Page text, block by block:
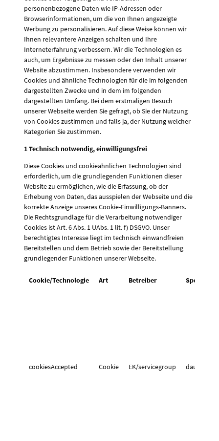
personenbezogene Daten wie IP-Adressen oder
Browserinformationen, um die von Ihnen angezeigte
Werbung zu personalisieren. Auf diese Weise können wir
Ihnen relevantere Anzeigen schalten und Ihre
Interneterfahrung verbessern. Wir die Technologien es
auch, um Ergebnisse zu messen oder den Inhalt unserer
Website abzustimmen. Insbesondere verwenden wir
Cookies und ähnliche Technologien für die im folgenden
dargestellten Zwecke und in dem im folgenden
dargestellten Umfang. Bei dem erstmaligen Besuch
unserer Webseite werden Sie gefragt, ob Sie der Nutzung
von Cookies zustimmen und falls ja, der Nutzung welcher
Kategorien Sie zustimmen.
1 Technisch notwendig, einwilligungsfrei
Diese Cookies und cookieähnlichen Technologien sind
erforderlich, um die grundlegenden Funktionen dieser
Website zu ermöglichen, wie die Erfassung, ob der
Erhebung von Daten, das ausspielen der Webseite und die
korrekte Anzeige unseres Cookie-Einwilligungs-Banners.
Die Rechtsgrundlage für die Verarbeitung notwendiger
Cookies ist Art. 6 Abs. 1 UAbs. 1 lit. f) DSGVO. Unser
berechtigtes Interesse liegt im technisch einwandfreien
Bereitstellen und dem Betrieb sowie der Bereitstellung
grundlegender Funktionen unserer Webseite.
Cookie/Technologie Art Betreiber
cookiesAccepted Cookie EK/servicegroup dauerhaft